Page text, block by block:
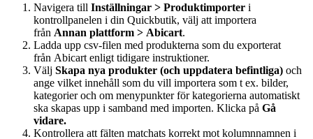
Navigera till Inställningar > Produktimporter i
kontrollpanelen i din Quickbutik, välj att importera
från Annan plattform > Abicart.
Ladda upp csv-filen med produkterna som du exporterat
från Abicart enligt tidigare instruktioner.
Välj Skapa nya produkter (och uppdatera befintliga) och
ange vilket innehåll som du vill importera som t ex. bilder,
kategorier och om menypunkter för kategorierna automatiskt
ska skapas upp i samband med importen. Klicka på Gå
vidare.
Kontrollera att fälten matchats korrekt mot kolumnnamnen i